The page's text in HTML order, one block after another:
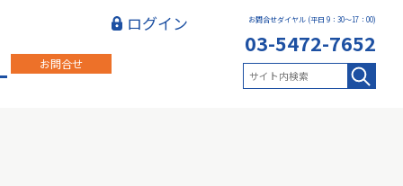
お問合せ
お問合せダイヤル (平日 9：30～17：00)
03-5472-7652
ログイン